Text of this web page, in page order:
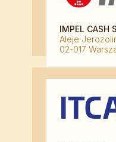
IMPEL CASH
Aleje
02-017